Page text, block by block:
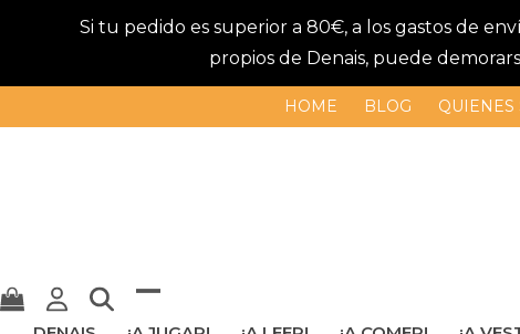
Si tu pedido es superior a 80€, a los gastos de
propios de Denais, puede
HOME BLOG QUIENES
Mostrar
Cerrar